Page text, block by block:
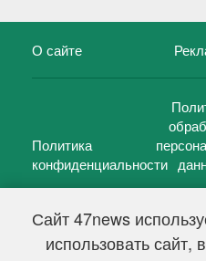
Сайт 47news
использовать сайт,
О сайте
Политика
конфиденциальности
47 новостей (47 news)2005 —